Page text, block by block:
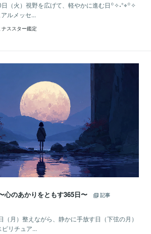
（火）視野を広げて、軽やかに進む日꙳✧˖°⌖꙳✧
ルメッセ...
ナススター鑑定
心のあかりをともす365日〜
記事
月）整えながら、静かに手放す日（下弦の月）
リチュア...